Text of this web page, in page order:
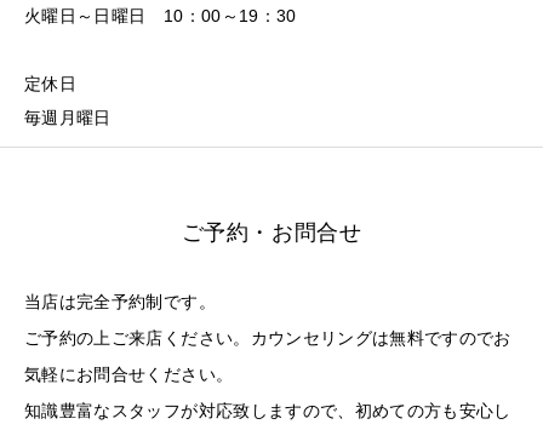
火曜日～日曜日 10：00～19：30
定休日
毎週月曜日
ご予約・お問合せ
当店は完全予約制です。
ご予約の上ご来店ください。カウンセリングは無料ですのでお
気軽にお問合せください。
知識豊富なスタッフが対応致しますので、初めての方も安心し